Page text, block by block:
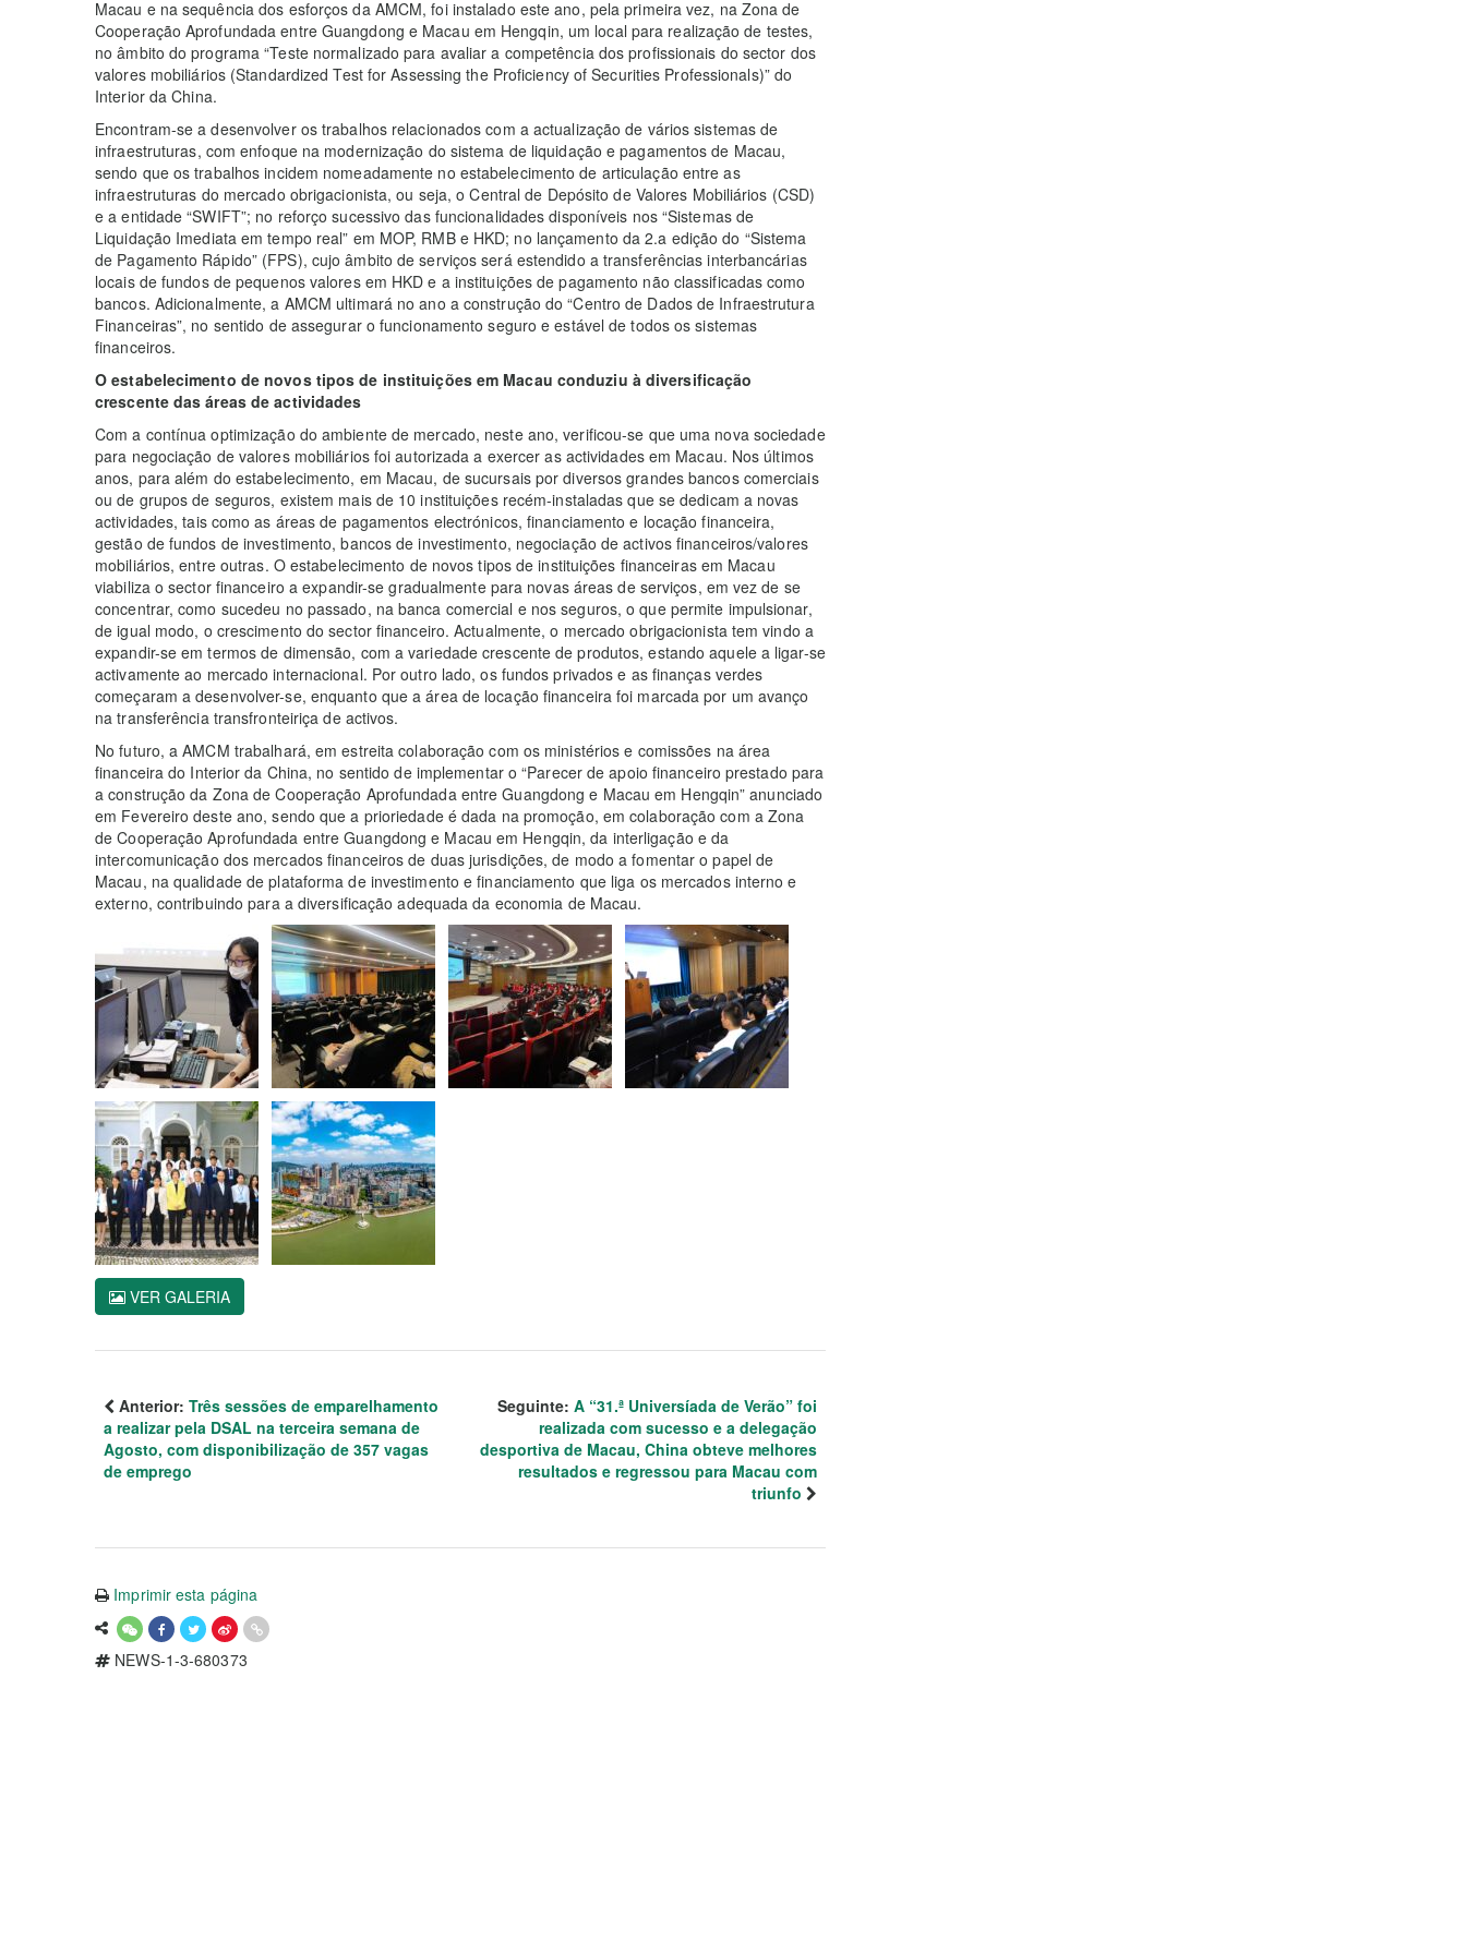
Macau e na sequência dos esforços da AMCM, foi instalado este ano, pela primeira vez, na Zona de
Cooperação Aprofundada entre Guangdong e Macau em Hengqin, um local para realização de testes,
no âmbito do programa “Teste normalizado para avaliar a competência dos profissionais do sector dos
valores mobiliários (Standardized Test for Assessing the Proficiency of Securities Professionals)” do
Interior da China.
Encontram-se a desenvolver os trabalhos relacionados com a actualização de vários sistemas de
infraestruturas, com enfoque na modernização do sistema de liquidação e pagamentos de Macau,
sendo que os trabalhos incidem nomeadamente no estabelecimento de articulação entre as
infraestruturas do mercado obrigacionista, ou seja, o Central de Depósito de Valores Mobiliários (CSD)
e a entidade “SWIFT”; no reforço sucessivo das funcionalidades disponíveis nos “Sistemas de
Liquidação Imediata em tempo real” em MOP, RMB e HKD; no lançamento da 2.a edição do “Sistema
de Pagamento Rápido” (FPS), cujo âmbito de serviços será estendido a transferências interbancárias
locais de fundos de pequenos valores em HKD e a instituições de pagamento não classificadas como
bancos. Adicionalmente, a AMCM ultimará no ano a construção do “Centro de Dados de Infraestrutura
Financeiras”, no sentido de assegurar o funcionamento seguro e estável de todos os sistemas
financeiros.
O estabelecimento de novos tipos de instituições em Macau conduziu à diversificação
crescente das áreas de actividades
Com a contínua optimização do ambiente de mercado, neste ano, verificou-se que uma nova sociedade
para negociação de valores mobiliários foi autorizada a exercer as actividades em Macau. Nos últimos
anos, para além do estabelecimento, em Macau, de sucursais por diversos grandes bancos comerciais
ou de grupos de seguros, existem mais de 10 instituições recém-instaladas que se dedicam a novas
actividades, tais como as áreas de pagamentos electrónicos, financiamento e locação financeira,
gestão de fundos de investimento, bancos de investimento, negociação de activos financeiros/valores
mobiliários, entre outras. O estabelecimento de novos tipos de instituições financeiras em Macau
viabiliza o sector financeiro a expandir-se gradualmente para novas áreas de serviços, em vez de se
concentrar, como sucedeu no passado, na banca comercial e nos seguros, o que permite impulsionar,
de igual modo, o crescimento do sector financeiro. Actualmente, o mercado obrigacionista tem vindo a
expandir-se em termos de dimensão, com a variedade crescente de produtos, estando aquele a ligar-se
activamente ao mercado internacional. Por outro lado, os fundos privados e as finanças verdes
começaram a desenvolver-se, enquanto que a área de locação financeira foi marcada por um avanço
na transferência transfronteiriça de activos.
No futuro, a AMCM trabalhará, em estreita colaboração com os ministérios e comissões na área
financeira do Interior da China, no sentido de implementar o “Parecer de apoio financeiro prestado para
a construção da Zona de Cooperação Aprofundada entre Guangdong e Macau em Hengqin” anunciado
em Fevereiro deste ano, sendo que a prioriedade é dada na promoção, em colaboração com a Zona
de Cooperação Aprofundada entre Guangdong e Macau em Hengqin, da interligação e da
intercomunicação dos mercados financeiros de duas jurisdições, de modo a fomentar o papel de
Macau, na qualidade de plataforma de investimento e financiamento que liga os mercados interno e
externo, contribuindo para a diversificação adequada da economia de Macau.
VER GALERIA
Anterior: Três sessões de emparelhamento
a realizar pela DSAL na terceira semana de
Agosto, com disponibilização de 357 vagas
de emprego
Seguinte: A “31.ª Universíada de Verão” foi
realizada com sucesso e a delegação
desportiva de Macau, China obteve melhores
resultados e regressou para Macau com
triunfo
Imprimir esta página
NEWS-1-3-680373